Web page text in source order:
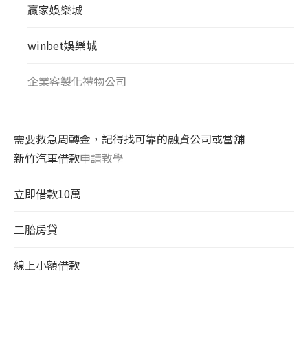
贏家娛樂城
winbet娛樂城
企業客製化禮物公司
需要救急周轉金，記得找可靠的融資公司或當舖
新竹汽車借款申請教學
立即借款10萬
二胎房貸
線上小額借款